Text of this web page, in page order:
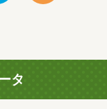
タ